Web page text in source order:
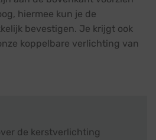
hiermee kun je de
bevestigen. Je krijgt ook
koppelbare verlichting van
de kerstverlichting